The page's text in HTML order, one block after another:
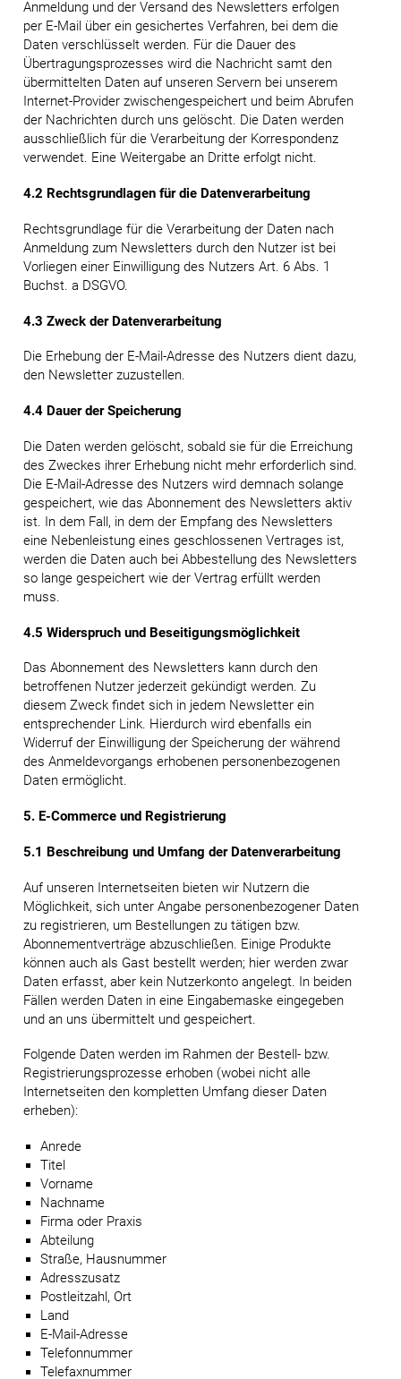
Anmeldung und der Versand des Newsletters erfolgen
per E-Mail über ein gesichertes Verfahren, bei dem die
Daten verschlüsselt werden. Für die Dauer des
Übertragungsprozesses wird die Nachricht samt den
übermittelten Daten auf unseren Servern bei unserem
Internet-Provider zwischengespeichert und beim Abrufen
der Nachrichten durch uns gelöscht. Die Daten werden
ausschließlich für die Verarbeitung der Korrespondenz
verwendet. Eine Weitergabe an Dritte erfolgt nicht.
4.2 Rechtsgrundlagen für die Datenverarbeitung
Rechtsgrundlage für die Verarbeitung der Daten nach
Anmeldung zum Newsletters durch den Nutzer ist bei
Vorliegen einer Einwilligung des Nutzers Art. 6 Abs. 1
Buchst. a DSGVO.
4.3 Zweck der Datenverarbeitung
Die Erhebung der E-Mail-Adresse des Nutzers dient dazu,
den Newsletter zuzustellen.
4.4 Dauer der Speicherung
Die Daten werden gelöscht, sobald sie für die Erreichung
des Zweckes ihrer Erhebung nicht mehr erforderlich sind.
Die E-Mail-Adresse des Nutzers wird demnach solange
gespeichert, wie das Abonnement des Newsletters aktiv
ist. In dem Fall, in dem der Empfang des Newsletters
eine Nebenleistung eines geschlossenen Vertrages ist,
werden die Daten auch bei Abbestellung des Newsletters
so lange gespeichert wie der Vertrag erfüllt werden
muss.
4.5 Widerspruch und Beseitigungsmöglichkeit
Das Abonnement des Newsletters kann durch den
betroffenen Nutzer jederzeit gekündigt werden. Zu
diesem Zweck findet sich in jedem Newsletter ein
entsprechender Link. Hierdurch wird ebenfalls ein
Widerruf der Einwilligung der Speicherung der während
des Anmeldevorgangs erhobenen personenbezogenen
Daten ermöglicht.
5. E-Commerce und Registrierung
5.1 Beschreibung und Umfang der Datenverarbeitung
Auf unseren Internetseiten bieten wir Nutzern die
Möglichkeit, sich unter Angabe personenbezogener Daten
zu registrieren, um Bestellungen zu tätigen bzw.
Abonnementverträge abzuschließen. Einige Produkte
können auch als Gast bestellt werden; hier werden zwar
Daten erfasst, aber kein Nutzerkonto angelegt. In beiden
Fällen werden Daten in eine Eingabemaske eingegeben
und an uns übermittelt und gespeichert.
Folgende Daten werden im Rahmen der Bestell- bzw.
Registrierungsprozesse erhoben (wobei nicht alle
Internetseiten den kompletten Umfang dieser Daten
erheben):
Anrede
Titel
Vorname
Nachname
Firma oder Praxis
Abteilung
Straße, Hausnummer
Adresszusatz
Postleitzahl, Ort
Land
E-Mail-Adresse
Telefonnummer
Telefaxnummer